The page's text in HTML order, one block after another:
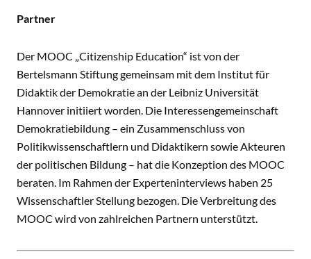
Partner
Der MOOC „Citizenship Education“ ist von der
Bertelsmann Stiftung gemeinsam mit dem Institut für
Didaktik der Demokratie an der Leibniz Universität
Hannover initiiert worden. Die Interessengemeinschaft
Demokratiebildung – ein Zusammenschluss von
Politikwissenschaftlern und Didaktikern sowie Akteuren
der politischen Bildung – hat die Konzeption des MOOC
beraten. Im Rahmen der Experteninterviews haben 25
Wissenschaftler Stellung bezogen. Die Verbreitung des
MOOC wird von zahlreichen Partnern unterstützt.